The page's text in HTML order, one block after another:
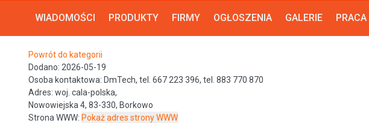
WIADOMOŚCI PRODUKTY FIRMY OGŁOSZENIA GALERIE PRACA
Powrót do kategorii
Dodano: 2026-05-19
Osoba kontaktowa: DmTech, tel. 667 223 396, tel. 883 770 870
Adres: woj. cala-polska,
Nowowiejska 4, 83-330, Borkowo
Strona WWW: